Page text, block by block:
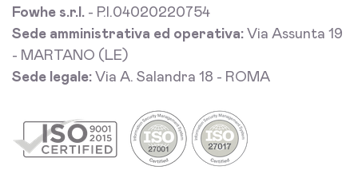
Fowhe s.r.l. - P.I.04020220754
Sede amministrativa ed operativa: Via Assunta 19
- MARTANO (LE)
Sede legale: Via A. Salandra 18 - ROMA